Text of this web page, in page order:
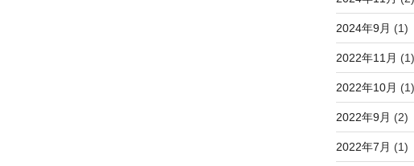
2024年9月 (1)
2022年11月 (1)
2022年10月 (1)
2022年9月 (2)
2022年7月 (1)